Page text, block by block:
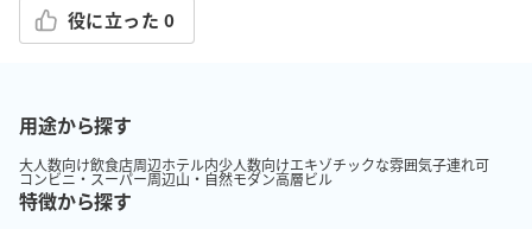
役に立った 0
用途から探す
大人数向け飲食店周辺ホテル内少人数向けエキゾチックな雰囲気子連れ可
コンビニ・スーパー周辺山・自然モダン高層ビル
特徴から探す